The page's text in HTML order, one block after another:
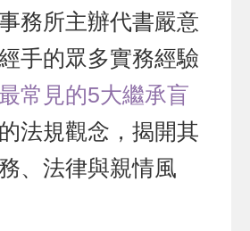
務所主辦代書嚴意
手的眾多實務經驗
常見的5大繼承盲
法規觀念，揭開其
、法律與親情風